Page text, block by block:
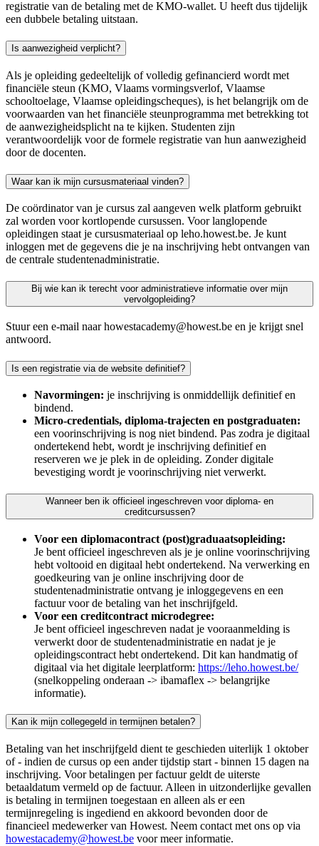
registratie van de betaling met de KMO-wallet. U heeft dus tijdelijk
een dubbele betaling uitstaan.
Is aanwezigheid verplicht?
Als je opleiding gedeeltelijk of volledig gefinancierd wordt met
financiële steun (KMO, Vlaams vormingsverlof, Vlaamse
schooltoelage, Vlaamse opleidingscheques), is het belangrijk om de
voorwaarden van het financiële steunprogramma met betrekking tot
de aanwezigheidsplicht na te kijken. Studenten zijn
verantwoordelijk voor de formele registratie van hun aanwezigheid
door de docenten.
Waar kan ik mijn cursusmateriaal vinden?
De coördinator van je cursus zal aangeven welk platform gebruikt
zal worden voor kortlopende cursussen. Voor langlopende
opleidingen staat je cursusmateriaal op leho.howest.be. Je kunt
inloggen met de gegevens die je na inschrijving hebt ontvangen van
de centrale studentenadministratie.
Bij wie kan ik terecht voor administratieve informatie over mijn
vervolgopleiding?
Stuur een e-mail naar howestacademy@howest.be en je krijgt snel
antwoord.
Is een registratie via de website definitief?
Navormingen: je inschrijving is onmiddellijk definitief en
bindend.
Micro-credentials, diploma-trajecten en postgraduaten:
een voorinschrijving is nog niet bindend. Pas zodra je digitaal
ondertekend hebt, wordt je inschrijving definitief en
reserveren we je plek in de opleiding. Zonder digitale
bevestiging wordt je voorinschrijving niet verwerkt.
Wanneer ben ik officieel ingeschreven voor diploma- en
creditcursussen?
Voor een diplomacontract (post)graduaatsopleiding:
Je bent officieel ingeschreven als je je online voorinschrijving
hebt voltooid en digitaal hebt ondertekend. Na verwerking en
goedkeuring van je online inschrijving door de
studentenadministratie ontvang je inloggegevens en een
factuur voor de betaling van het inschrijfgeld.
Voor een creditcontract microdegree:
Je bent officieel ingeschreven nadat je vooraanmelding is
verwerkt door de studentenadministratie en nadat je je
opleidingscontract hebt ondertekend. Dit kan handmatig of
digitaal via het digitale leerplatform: https://leho.howest.be/
(snelkoppeling onderaan -> ibamaflex -> belangrijke
informatie).
Kan ik mijn collegegeld in termijnen betalen?
Betaling van het inschrijfgeld dient te geschieden uiterlijk 1 oktober
of - indien de cursus op een ander tijdstip start - binnen 15 dagen na
inschrijving. Voor betalingen per factuur geldt de uiterste
betaaldatum vermeld op de factuur. Alleen in uitzonderlijke gevallen
is betaling in termijnen toegestaan en alleen als er een
termijnregeling is ingediend en akkoord bevonden door de
financieel medewerker van Howest. Neem contact met ons op via
howestacademy@howest.be voor meer informatie.